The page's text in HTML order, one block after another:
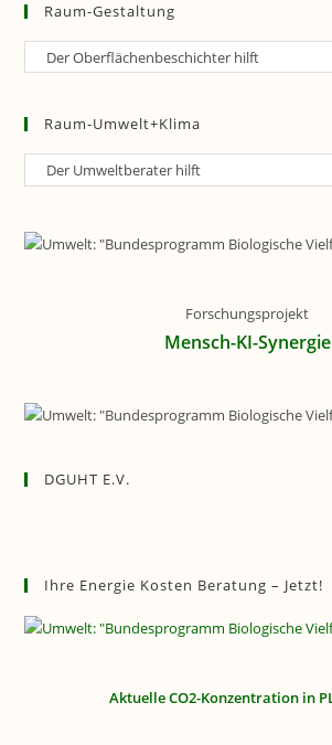
Raum-Gestaltung
Raum-
Raum-Umwelt+Klima
Raum-
Forschungsprojekt
Mensch-KI-Synergie
DGUHT E.V.
Ihre Energie Kosten Beratung – Jetzt!
Aktuelle CO2-Konzentration in